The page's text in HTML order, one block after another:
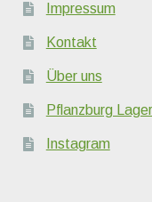
Impressum
Kontakt
Über uns
Pflanzburg
Instagram